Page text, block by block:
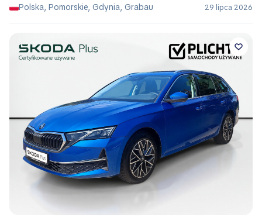
Polska, Pomorskie, Gdynia, Grabau
29 lipca 2026